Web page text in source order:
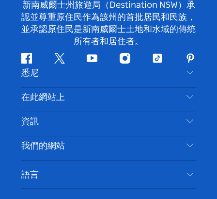
新南威爾士州旅遊局（Destination NSW）承
認並尊重原住民作為該州的首批居民和民族，
並承認原住民是新南威爾士土地和水域的傳統
所有者和居住者。
Facebook嘰
喳
喳
Youtube Instagram
抖
悉尼
聯絡我們
免責聲明
隱私
Cookie 通知
在此網站上
目的地
要做的事情
新南威爾斯州公路旅行
活動
住宿
資訊
旅行資訊
無障礙悉尼
列出您的業務
我們的網站
語言